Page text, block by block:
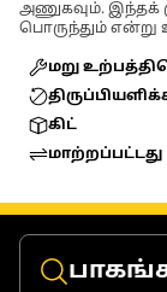
அணுகவும். இந்தக்
பொருந்தும் என்று
மறு
கிட்
மாற்றப்பட்டது